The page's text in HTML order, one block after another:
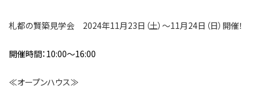
札都の賢築見学会 2024年11月23日（土）～11月24日（日）開催！
開催時間：10:00～16:00
≪オープンハウス≫